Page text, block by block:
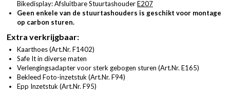
Bikedisplay: Afsluitbare StuurtashouderE207
Geen enkele van de stuurtashouders is geschikt voor montage
op carbon sturen.
Extra verkrijgbaar:
Kaarthoes (Art.Nr. F1402)
Safe It in diverse maten
Verlengingsadapter voor sterk gebogen sturen (Art.Nr. E165)
Bekleed Foto-inzetstuk (Art.Nr. F94)
Epp Inzetstuk (Art.Nr. F95)